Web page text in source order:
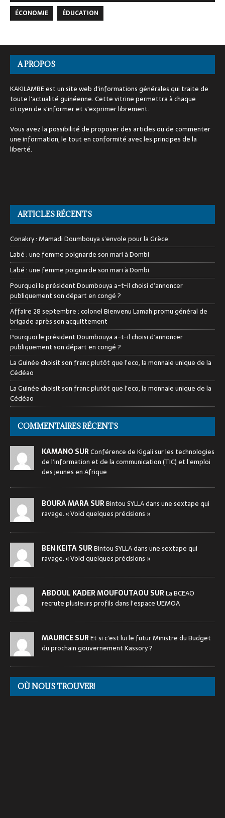
ÉCONOMIE
ÉDUCATION
A PROPOS
KAKILAMBE est un site web d'informations générales qui traite de
toute l'actualité guinéenne. Cette vitrine permettra à chaque
citoyen de s'informer et s'exprimer librement.
Vous avez la possibilité de proposer des articles ou de commenter
une information, le tout en conformité avec les principes de la
liberté.
ARTICLES RÉCENTS
Conakry : Mamadi Doumbouya s’envole pour la Grèce
Labé : une femme poignarde son mari à Dombi
Labé : une femme poignarde son mari à Dombi
Pourquoi le président Doumbouya a-t-il choisi d’annoncer
publiquement son départ en congé ?
Affaire 28 septembre : colonel Bienvenu Lamah promu général de
brigade après son acquittement
Pourquoi le président Doumbouya a-t-il choisi d’annoncer
publiquement son départ en congé ?
La Guinée choisit son franc plutôt que l’eco, la monnaie unique de la
Cédéao
La Guinée choisit son franc plutôt que l’eco, la monnaie unique de la
Cédéao
COMMENTAIRES RÉCENTS
KAMANO SURConférence de Kigali sur les technologies
de l’information et de la communication (TIC) et l’emploi
des jeunes en Afrique
BOURA MARA SURBintou SYLLA dans une sextape qui
ravage. « Voici quelques précisions »
BEN KEITA SURBintou SYLLA dans une sextape qui
ravage. « Voici quelques précisions »
ABDOUL KADER MOUFOUTAOU SURLa BCEAO
recrute plusieurs profils dans l’espace UEMOA
MAURICE SUREt si c’est lui le futur Ministre du Budget
du prochain gouvernement Kassory ?
OÙ NOUS TROUVER!